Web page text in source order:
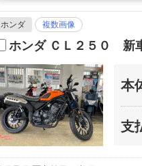
ホンダ 複数画像
ホンダ ＣＬ２５０ 新
本
支